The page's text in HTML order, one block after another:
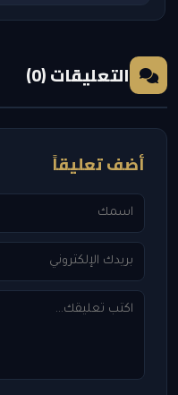
التعليقات (0)
أضف تعليقاً